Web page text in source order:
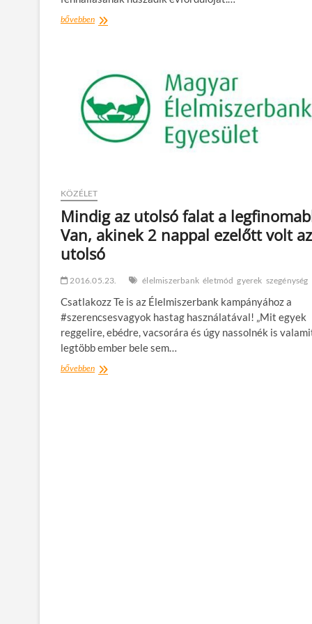
bővebben288
a
Élelmizerbank
Egyesület
20
év
KÖZÉLET
Mindig az utolsó falat a
Van, akinek 2 nappal ezelőtt volt az
utolsó
2016.05.23. élelmiszerbank életmód gyerek szegénység
Csatlakozz Te is az Élelmiszerbank kampányához a
#szerencsesvagyok hastag használatával! „Mit egyek
reggelire, ebédre, vacsorára és úgy nassolnék is
legtöbb ember bele sem…
bővebbenMindig